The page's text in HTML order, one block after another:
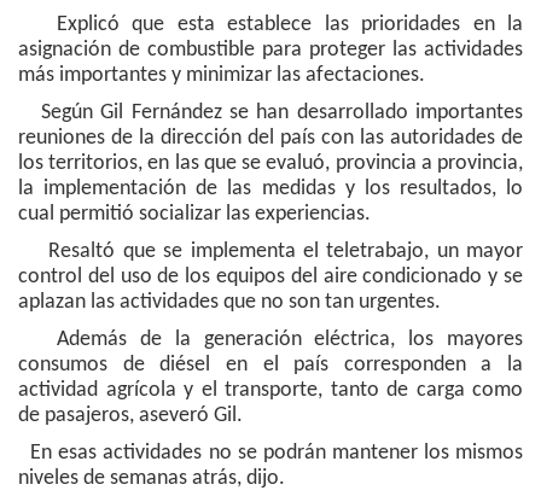
Explicó que esta establece las prioridades en la
asignación de combustible para proteger las actividades
más importantes y minimizar las afectaciones.
Según Gil Fernández se han desarrollado importantes
reuniones de la dirección del país con las autoridades de
los territorios, en las que se evaluó, provincia a provincia,
la implementación de las medidas y los resultados, lo
cual permitió socializar las experiencias.
Resaltó que se implementa el teletrabajo, un mayor
control del uso de los equipos del aire condicionado y se
aplazan las actividades que no son tan urgentes.
Además de la generación eléctrica, los mayores
consumos de diésel en el país corresponden a la
actividad agrícola y el transporte, tanto de carga como
de pasajeros, aseveró Gil.
En esas actividades no se podrán mantener los mismos
niveles de semanas atrás, dijo.